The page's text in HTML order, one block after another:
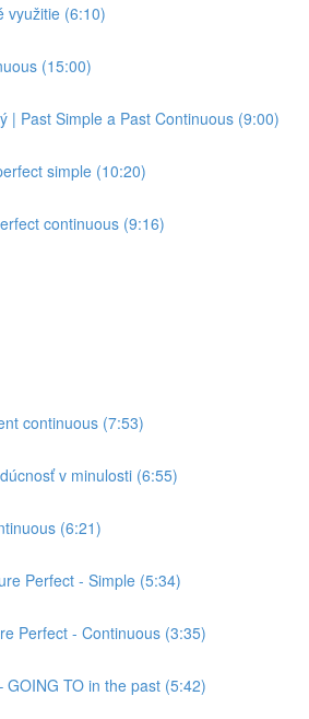
využitie (6:10)
(15:00)
| Past Simple a Past Continuous (9:00)
simple (10:20)
continuous (9:16)
continuous (7:53)
v minulosti (6:55)
(6:21)
Perfect - Simple (5:34)
Perfect - Continuous (3:35)
GOING TO in the past (5:42)